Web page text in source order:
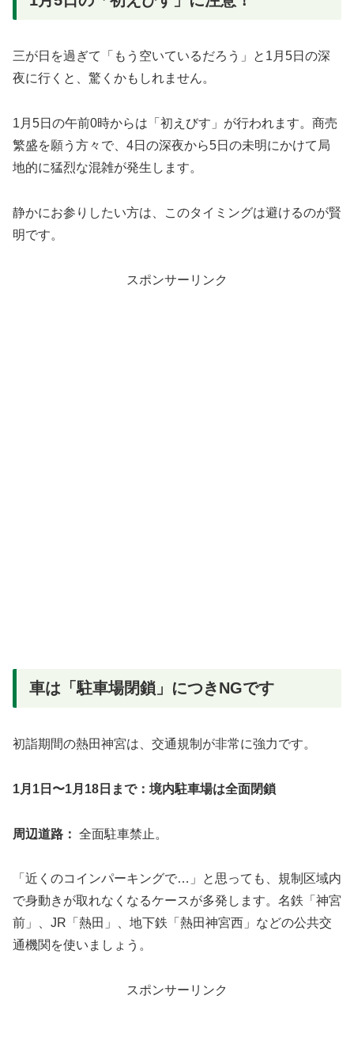
三が日を過ぎて「もう空いているだろう」と1月5日の深
夜に行くと、驚くかもしれません。
1月5日の午前0時からは「初えびす」が行われます。商売
繁盛を願う方々で、4日の深夜から5日の未明にかけて局
地的に猛烈な混雑が発生します。
静かにお参りしたい方は、このタイミングは避けるのが賢
明です。
スポンサーリンク
車は「駐車場閉鎖」につきNGです
初詣期間の熱田神宮は、交通規制が非常に強力です。
1月1日〜1月18日まで：境内駐車場は全面閉鎖
周辺道路： 全面駐車禁止。
「近くのコインパーキングで…」と思っても、規制区域内
で身動きが取れなくなるケースが多発します。名鉄「神宮
前」、JR「熱田」、地下鉄「熱田神宮西」などの公共交
通機関を使いましょう。
スポンサーリンク